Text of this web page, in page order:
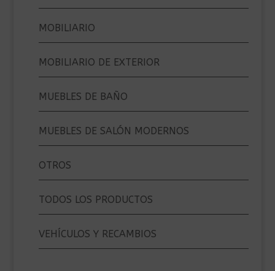
MOBILIARIO
MOBILIARIO DE EXTERIOR
MUEBLES DE BAÑO
MUEBLES DE SALÓN MODERNOS
OTROS
TODOS LOS PRODUCTOS
VEHÍCULOS Y RECAMBIOS